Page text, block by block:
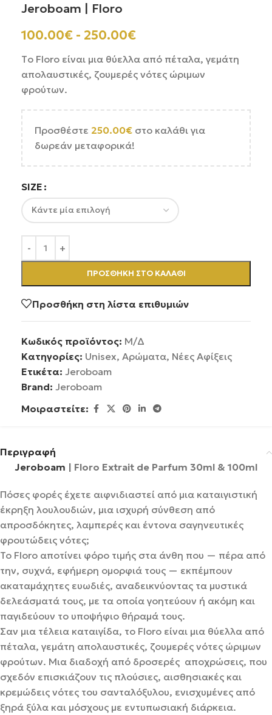
Jeroboam | Floro
100.00€ - 250.00€
Tο Floro είναι μια θύελλα από πέταλα, γεμάτη
απολαυστικές, ζουμερές νότες ώριμων
φρούτων.
Προσθέστε 250.00€ στο καλάθι για
δωρεάν μεταφορικά!
SIZE
ΠΡΟΣΘΉΚΗ ΣΤΟ ΚΑΛΆΘΙ
Προσθήκη στη λίστα επιθυμιών
Κωδικός προϊόντος: Μ/Δ
Κατηγορίες: Unisex, Αρώματα, Νέες Αφίξεις
Ετικέτα: Jeroboam
Brand: Jeroboam
Μοιραστείτε:
Περιγραφή
Jeroboam | Floro Extrait de Parfum 30ml & 100ml
Πόσες φορές έχετε αιφνιδιαστεί από μια καταιγιστική
έκρηξη λουλουδιών, μια ισχυρή σύνθεση από
απροσδόκητες, λαμπερές και έντονα σαγηνευτικές
φρουτώδεις νότες;
Το Floro αποτίνει φόρο τιμής στα άνθη που — πέρα από
την, συχνά, εφήμερη ομορφιά τους — εκπέμπουν
ακαταμάχητες ευωδιές, αναδεικνύοντας τα μυστικά
δελεάσματά τους, με τα οποία γοητεύουν ή ακόμη και
παγιδεύουν το υποψήφιο θήραμά τους.
Σαν μια τέλεια καταιγίδα, το Floro είναι μια θύελλα από
πέταλα, γεμάτη απολαυστικές, ζουμερές νότες ώριμων
φρούτων. Μια διαδοχή από δροσερές αποχρώσεις, που
σχεδόν επισκιάζουν τις πλούσιες, αισθησιακές και
κρεμώδεις νότες του σανταλόξυλου, ενισχυμένες από
ξηρά ξύλα και μόσχους με εντυπωσιακή διάρκεια.